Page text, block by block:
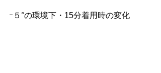
ｰ５°の環境下・15分着用時の変化